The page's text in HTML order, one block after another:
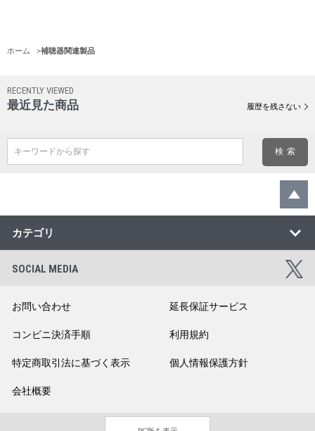
ホーム >補聴器関連製品
RECENTLY VIEWED
最近見た商品 履歴を残さない
キーワードから探す
カテゴリ
SOCIAL MEDIA
お問い合わせ 延長保証サービス
コンビニ決済手順 利用規約
特定商取引法に基づく表示 個人情報保護方針
会社概要